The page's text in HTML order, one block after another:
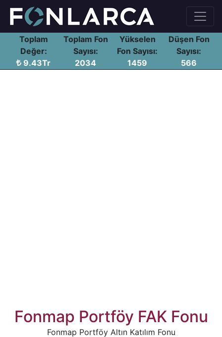
Toplam
Değer:
9.43Tr
Toplam Fon
Sayısı:
2034
Yükselen
Fon Sayısı:
1459
Düşen Fon
Sayısı:
566
Fonmap Portföy FAK Fonu
Fonmap Portföy Altın Katılım Fonu